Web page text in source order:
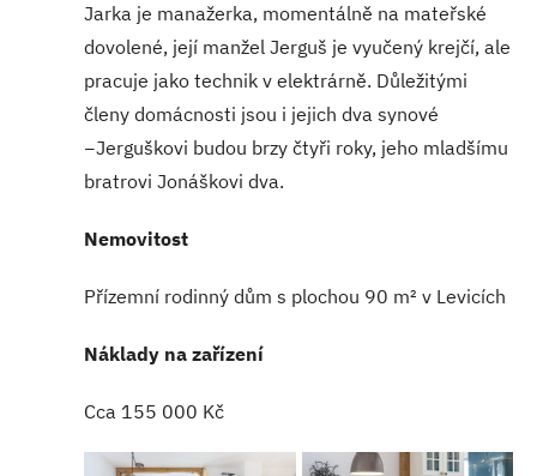
Jarka je manažerka, momentálně na mateřské
dovolené, její manžel Jerguš je vyučený krejčí, ale
pracuje jako technik v elektrárně. Důležitými
členy domácnosti jsou i jejich dva synové
−Jerguškovi budou brzy čtyři roky, jeho mladšímu
bratrovi Jonáškovi dva.
Nemovitost
Přízemní rodinný dům s plochou 90 m² v Levicích
Náklady na zařízení
Cca 155 000 Kč